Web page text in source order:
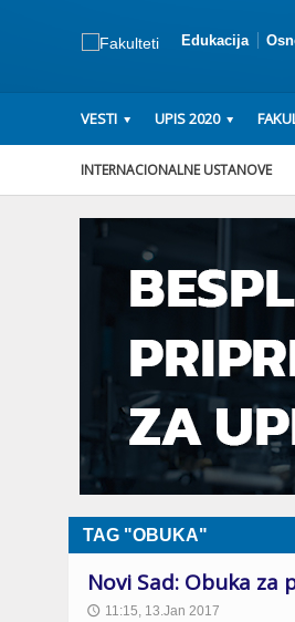
Edukacija
VESTI UPIS 2020
INTERNACIONALNE USTANOVE
TAG "OBUKA"
Novi Sad: Obuka
🕔 11:15, 13.Jan 2017